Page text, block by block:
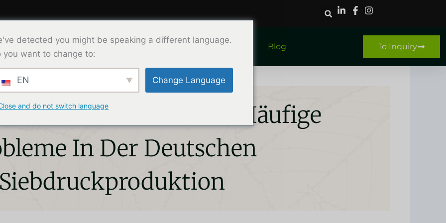
Solution Contact Blog To Inquiry
Härtet Nicht Aus? Häufige
In Der Deutschen
Siebdruckproduktion
detected you might be speaking a different language.
you want to change to:
EN Change Language
and do not switch language